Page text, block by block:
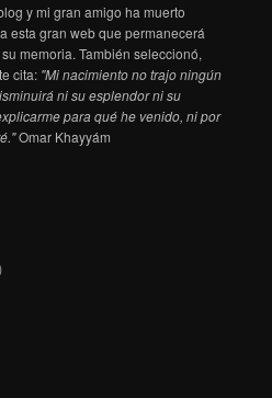
y mi gran amigo ha muerto
esta gran web que permanecerá
memoria. También seleccionó,
cita: "Mi nacimiento no trajo ningún
ni su esplendor ni su
para qué he venido, ni por
Omar Khayyám